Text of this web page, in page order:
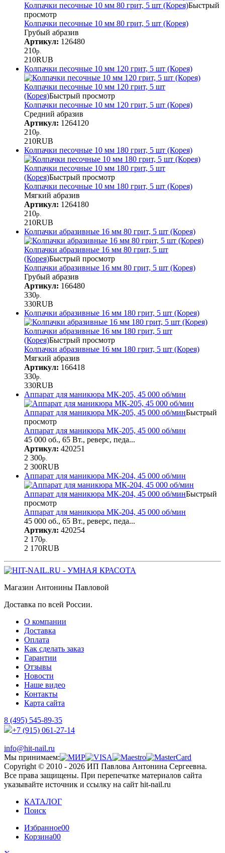
Колпачки песочные 10 мм 80 грит, 5 шт (Корея)Быстрый
просмотр
Колпачки песочные 10 мм 80 грит, 5 шт (Корея)
Грубый абразив
Артикул: 126480
210р.
210RUB
Колпачки песочные 10 мм 120 грит, 5 шт (Корея)
Колпачки песочные 10 мм 120 грит, 5 шт
(Корея)Быстрый просмотр
Колпачки песочные 10 мм 120 грит, 5 шт (Корея)
Средний абразив
Артикул: 1264120
210р.
210RUB
Колпачки песочные 10 мм 180 грит, 5 шт (Корея)
Колпачки песочные 10 мм 180 грит, 5 шт
(Корея)Быстрый просмотр
Колпачки песочные 10 мм 180 грит, 5 шт (Корея)
Мягкий абразив
Артикул: 1264180
210р.
210RUB
Колпачки абразивные 16 мм 80 грит, 5 шт (Корея)
Колпачки абразивные 16 мм 80 грит, 5 шт
(Корея)Быстрый просмотр
Колпачки абразивные 16 мм 80 грит, 5 шт (Корея)
Грубый абразив
Артикул: 166480
330р.
330RUB
Колпачки абразивные 16 мм 180 грит, 5 шт (Корея)
Колпачки абразивные 16 мм 180 грит, 5 шт
(Корея)Быстрый просмотр
Колпачки абразивные 16 мм 180 грит, 5 шт (Корея)
Мягкий абразив
Артикул: 166418
330р.
330RUB
Аппарат для маникюра МК-205, 45 000 об/мин
Аппарат для маникюра МК-205, 45 000 об/минБыстрый
просмотр
Аппарат для маникюра МК-205, 45 000 об/мин
45 000 об., 65 Вт., реверс, педа...
Артикул: 420251
2 300р.
2 300RUB
Аппарат для маникюра МК-204, 45 000 об/мин
Аппарат для маникюра МК-204, 45 000 об/минБыстрый
просмотр
Аппарат для маникюра МК-204, 45 000 об/мин
45 000 об., 65 Вт., реверс, педа...
Артикул: 420254
2 170р.
2 170RUB
Магазин Антонины Павловой
Доставка по всей России.
О компании
Доставка
Оплата
Как сделать заказ
Гарантии
Отзывы
Новости
Наше видео
Контакты
Карта сайта
8 (495) 545-89-35
+7 (915) 061-27-14
info@hit-nail.ru
Мы принимаем:
Copyright © 2010 - 2026 ИП Павлова Антонина Сергеевна.
Все права защищены. При перепечатке материалов сайта
указывайте источник и ссылку на сайт hit-nail.ru
КАТАЛОГ
Поиск
Избранное00
Корзина00